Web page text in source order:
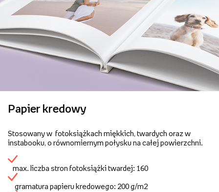
Papier kredowy
Stosowany w fotoksiążkach miękkich, twardych oraz w
instabooku, o równomiernym połysku na całej powierzchni.
max. liczba stron fotoksiążki twardej: 160
gramatura papieru kredowego: 200 g/m2